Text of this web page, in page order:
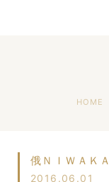
HOME
俄ＮＩＷＡＫＡ
2016.06.01